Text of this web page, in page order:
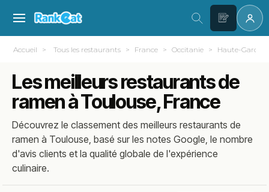
Accueil Tous les restaurants France Occitanie Haute-
Les meilleurs restaurants de
ramen à Toulouse, France
Découvrez le classement des meilleurs restaurants de
ramen à Toulouse, basé sur les notes Google, le nombre
d'avis clients et la qualité globale de l'expérience
culinaire.